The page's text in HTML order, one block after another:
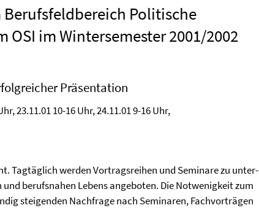
Politische
im Wintersemester 2001/2002
Präsentation
23.11.01 10-16 Uhr, 24.11.01 9-16 Uhr,
Tagtäglich werden Vortragsreihen und Seminare zu unter­
berufsnahen Lebens angeboten. Die Notwenigkeit zum
steigenden Nachfrage nach Seminaren, Fachvorträgen